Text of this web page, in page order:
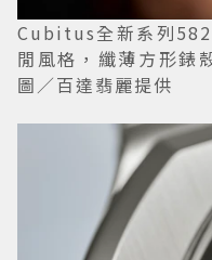
Cubitus全新系列
閒風格，纖薄方形錶
圖／百達翡麗提供